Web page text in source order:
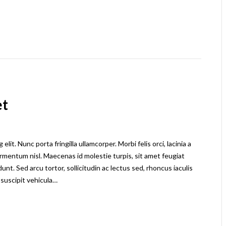
Nunc porta fringilla ullamcorper. Morbi felis orci, lacinia a
nisl. Maecenas id molestie turpis, sit amet feugiat
Sed arcu tortor, sollicitudin ac lectus sed, rhoncus iaculis
vehicula…